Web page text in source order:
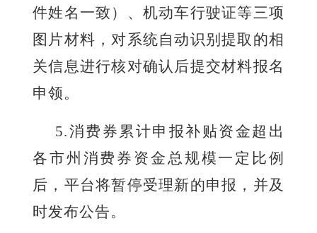
件姓名一致）、机动车行驶证等三项
图片材料，对系统自动识别提取的相
关信息进行核对确认后提交材料报名
申领。
5.消费券累计申报补贴资金超出
各市州消费券资金总规模一定比例
后，平台将暂停受理新的申报，并及
时发布公告。